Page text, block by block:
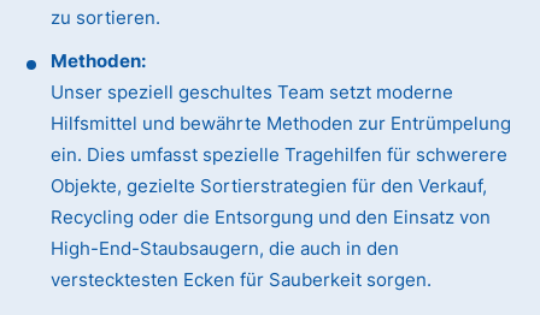
zu sortieren.
Methoden:
Unser speziell geschultes Team setzt moderne
Hilfsmittel und bewährte Methoden zur Entrümpelung
ein. Dies umfasst spezielle Tragehilfen für schwerere
Objekte, gezielte Sortierstrategien für den Verkauf,
Recycling oder die Entsorgung und den Einsatz von
High-End-Staubsaugern, die auch in den
verstecktesten Ecken für Sauberkeit sorgen.